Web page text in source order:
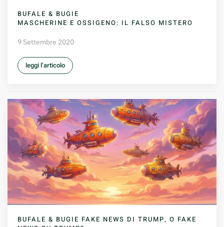
BUFALE & BUGIE
MASCHERINE E OSSIGENO: IL FALSO MISTERO
9 Settembre 2020
leggi l’articolo
BUFALE & BUGIE FAKE NEWS DI TRUMP, O FAKE